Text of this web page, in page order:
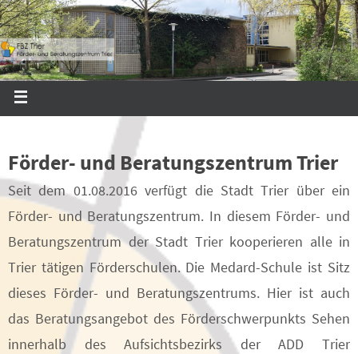
Förder- und Beratungszentrum Trier
Seit dem 01.08.2016 verfügt die Stadt Trier über ein
Förder- und Beratungszentrum. In diesem Förder- und
Beratungszentrum der Stadt Trier kooperieren alle in
Trier tätigen Förderschulen. Die Medard-Schule ist Sitz
dieses Förder- und Beratungszentrums. Hier ist auch
das Beratungsangebot des Förderschwerpunkts Sehen
innerhalb des Aufsichtsbezirks der ADD Trier